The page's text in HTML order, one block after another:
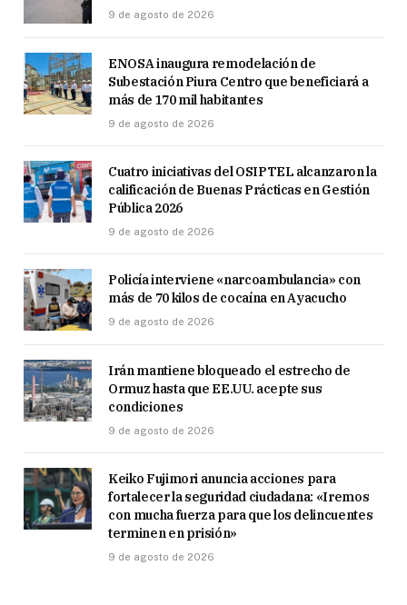
9 de agosto de 2026
ENOSA inaugura remodelación de
Subestación Piura Centro que beneficiará a
más de 170 mil habitantes
9 de agosto de 2026
Cuatro iniciativas del OSIPTEL alcanzaron la
calificación de Buenas Prácticas en Gestión
Pública 2026
9 de agosto de 2026
Policía interviene «narcoambulancia» con
más de 70 kilos de cocaína en Ayacucho
9 de agosto de 2026
Irán mantiene bloqueado el estrecho de
Ormuz hasta que EE.UU. acepte sus
condiciones
9 de agosto de 2026
Keiko Fujimori anuncia acciones para
fortalecer la seguridad ciudadana: «Iremos
con mucha fuerza para que los delincuentes
terminen en prisión»
9 de agosto de 2026